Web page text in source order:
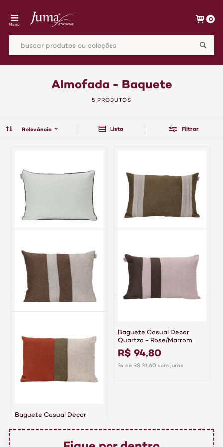
Menu
0
Almofada - Baquete
Relevância Lista Filtrar
5 PRODUTOS
Baguete Casual Decor Onix
- Cinza/Chumbo
R$ 103,30
4x de R$ 25,83 sem juros
Ambar - Caqui
R$ 96,40
3x de R$ 32,13 sem juros
Linho - Natural/Caqui
R$ 93,60
3x de R$ 31,20 sem juros
Baguete Casual Decor
Quartzo - Rose/Marrom
R$ 94,80
3x de R$ 31,60 sem juros
Baguete Casual Decor